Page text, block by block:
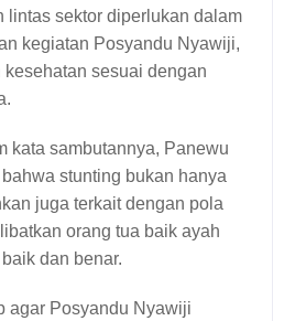
lintas sektor diperlukan dalam
kegiatan Posyandu Nyawiji,
sesuai dengan
kata sambutannya, Panewu
stunting bukan hanya
juga terkait dengan pola
orang tua baik ayah
dan benar.
agar Posyandu Nyawiji